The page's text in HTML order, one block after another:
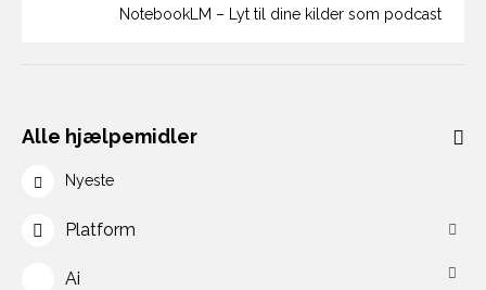
NotebookLM – Lyt til dine kilder som podcast
Alle hjælpemidler
Nyeste
Platform
Ai